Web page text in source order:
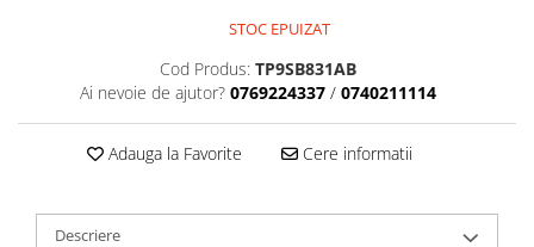
STOC EPUIZAT
Cod Produs: TP9SB831AB
Ai nevoie de ajutor? 0769224337 / 0740211114
Adauga la Favorite Cere informatii
Descriere